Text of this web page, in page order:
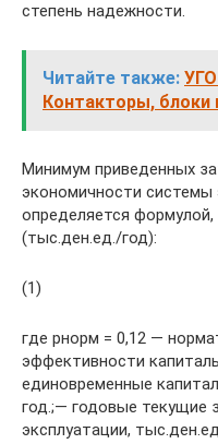
степень надежности.
Читайте также:
Контакторы, блоки
Минимум приведенных
экономичности системы
определяется
(тыс.ден.ед./год):
(1)
где рнорм = 0,12 —
эффективности
единовременные
год.;— годовые текущие
эксплуатации,